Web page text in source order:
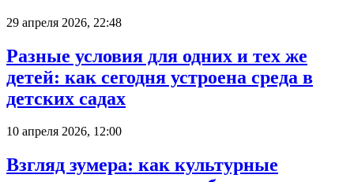
29 апреля 2026, 22:48
Разные условия для одних и тех же
детей: как сегодня устроена среда в
детских садах
10 апреля 2026, 12:00
Взгляд зумера: как культурные